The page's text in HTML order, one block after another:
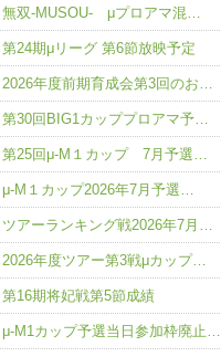
無双-MUSOU- μプロアマ混…
第24期μリーグ 第6節放映予定
2026年度前期育成会第3回のお…
第30回BIG1カッププロアマ予…
第25回μ-M１カップ 7月予選…
μ-M１カップ2026年7月予選…
ツアーランキング戦2026年7月…
2026年度ツアー第3戦μカップ…
第16期将妃戦第5節成績
μ-M1カップ予選当日参加枠廃止…